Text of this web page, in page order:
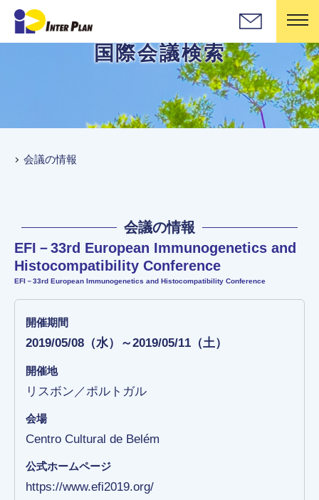
国際会議検索
会議の情報
会議の情報
EFI－33rd European Immunogenetics and
Histocompatibility Conference
EFI－33rd European Immunogenetics and Histocompatibility Conference
開催期間
2019/05/08（水）～2019/05/11（土）
開催地
リスボン／ポルトガル
会場
Centro Cultural de Belém
公式ホームページ
https://www.efi2019.org/